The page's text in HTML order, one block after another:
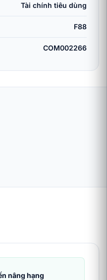
Tài chính tiêu dùng
F88
COM002266
nâng hạng